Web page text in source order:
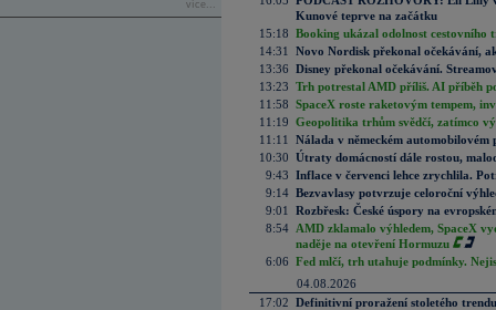
více...
Kunové teprve na začátku
15:18 Booking ukázal odolnost cestovního
14:31
Novo Nordisk překonal očekávání,
13:36 Disney překonal očekávání.
13:23 Trh potrestal AMD příliš. AI příběh
11:58 SpaceX roste raketovým tempem,
11:19 Geopolitika trhům svědčí, zatímco
11:11
Nálada v německém automobilovém
10:30 Útraty domácností dále rostou,
9:43 Inflace v červenci lehce zrychlila.
9:14 Bezvavlasy potvrzuje celoroční
9:01
Rozbřesk: České úspory na
8:54 AMD zklamalo výhledem, SpaceX
naděje na otevření Hormuzu
6:06 Fed mlčí, trh utahuje podmínky.
04.08.2026
17:02 Definitivní proražení stoletého